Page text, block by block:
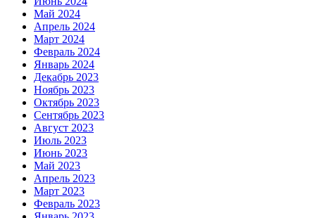
Май 2024
Апрель 2024
Март 2024
Февраль 2024
Январь 2024
Декабрь 2023
Ноябрь 2023
Октябрь 2023
Сентябрь 2023
Август 2023
Июль 2023
Июнь 2023
Май 2023
Апрель 2023
Март 2023
Февраль 2023